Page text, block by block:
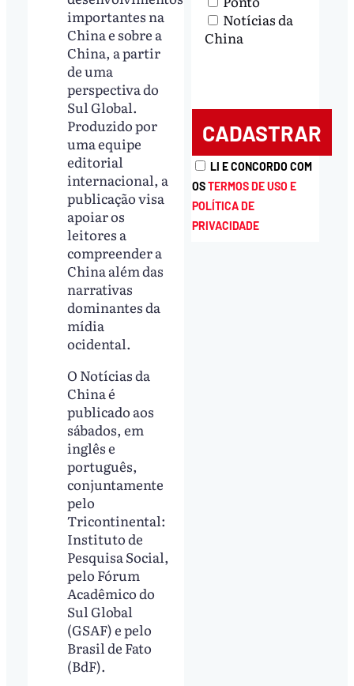
importantes na
China e sobre a
China, a partir
de uma
perspectiva do
Sul Global.
Produzido por
uma equipe
editorial
internacional, a
publicação visa
apoiar os
leitores a
compreender a
China além das
narrativas
dominantes da
mídia
ocidental.
O Notícias da
China é
publicado aos
sábados, em
inglês e
português,
conjuntamente
pelo
Tricontinental:
Instituto de
Pesquisa Social,
pelo Fórum
Acadêmico do
Sul Global
(GSAF) e pelo
Brasil de Fato
(BdF).
Notícias da
China
LI E CONCORDO COM
OSTERMOS DE USO E
POLÍTICA DE
PRIVACIDADE